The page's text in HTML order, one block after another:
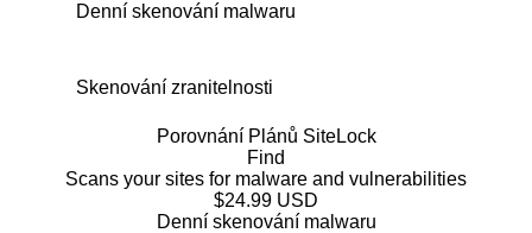
Denní skenování malwaru
Skenování zranitelnosti
Porovnání Plánů SiteLock
Find
Scans your sites for malware and vulnerabilities
$24.99 USD
Denní skenování malwaru